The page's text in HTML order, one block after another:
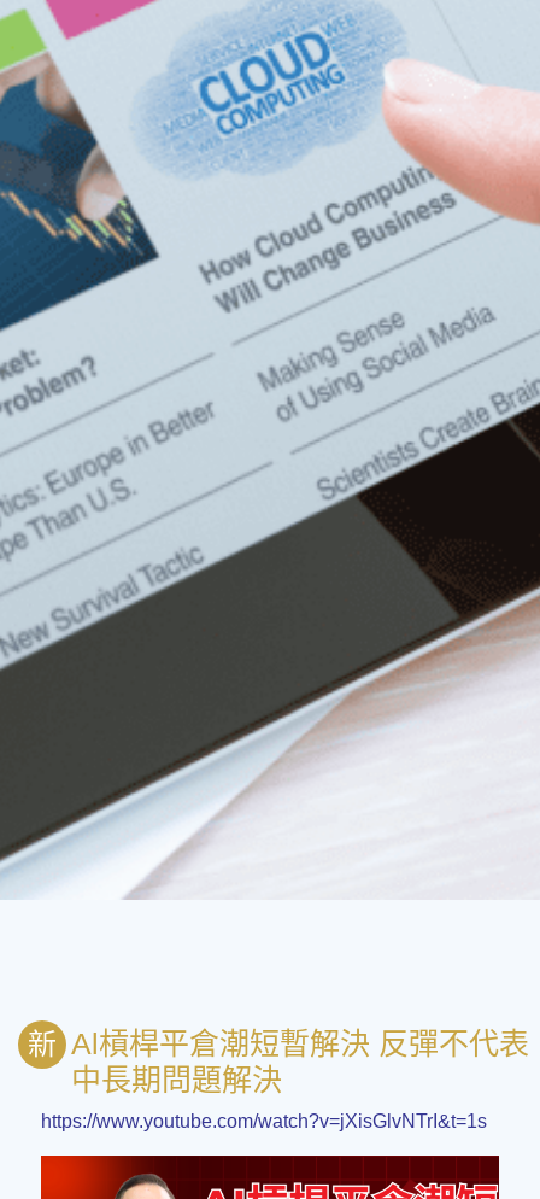
新 Al槓桿平倉潮短暫解決 反彈不代表
中長期問題解決
https://www.youtube.com/watch?v=jXisGlvNTrI&t=1s